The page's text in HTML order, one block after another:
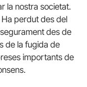
la nostra societat.
perdut des del
des de
de la fugida de
importants de